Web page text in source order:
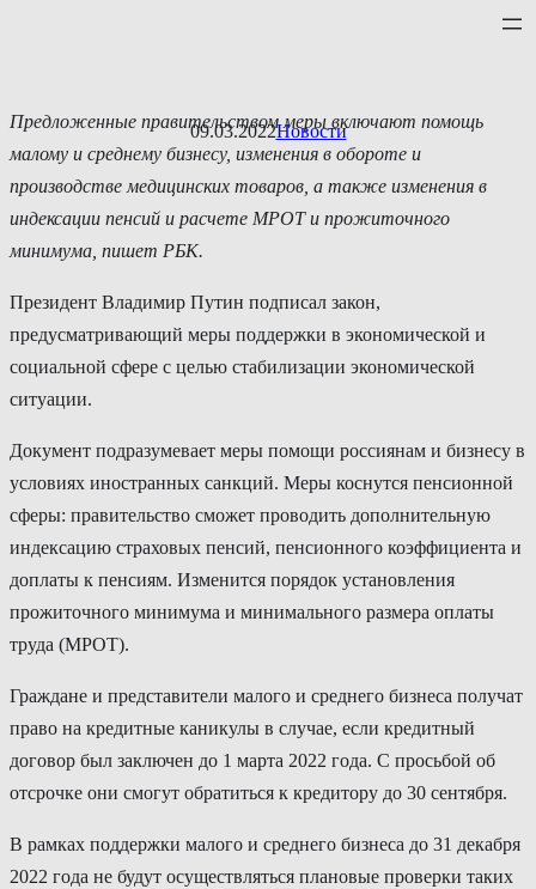
09.03.2022Новости
Предложенные правительством меры включают помощь
малому и среднему бизнесу, изменения в обороте и
производстве медицинских товаров, а также изменения в
индексации пенсий и расчете МРОТ и прожиточного
минимума, пишет РБК.
Президент Владимир Путин подписал закон,
предусматривающий меры поддержки в экономической и
социальной сфере с целью стабилизации экономической
ситуации.
Документ подразумевает меры помощи россиянам и бизнесу в
условиях иностранных санкций. Меры коснутся пенсионной
сферы: правительство сможет проводить дополнительную
индексацию страховых пенсий, пенсионного коэффициента и
доплаты к пенсиям. Изменится порядок установления
прожиточного минимума и минимального размера оплаты
труда (МРОТ).
Граждане и представители малого и среднего бизнеса получат
право на кредитные каникулы в случае, если кредитный
договор был заключен до 1 марта 2022 года. С просьбой об
отсрочке они смогут обратиться к кредитору до 30 сентября.
В рамках поддержки малого и среднего бизнеса до 31 декабря
2022 года не будут осуществляться плановые проверки таких